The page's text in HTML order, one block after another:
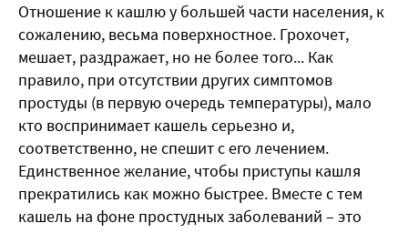
Отношение к кашлю у большей части населения, к
сожалению, весьма поверхностное. Грохочет,
мешает, раздражает, но не более того... Как
правило, при отсутствии других симптомов
простуды (в первую очередь температуры), мало
кто воспринимает кашель серьезно и,
соответственно, не спешит с его лечением.
Единственное желание, чтобы приступы кашля
прекратились как можно быстрее. Вместе с тем
кашель на фоне простудных заболеваний – это